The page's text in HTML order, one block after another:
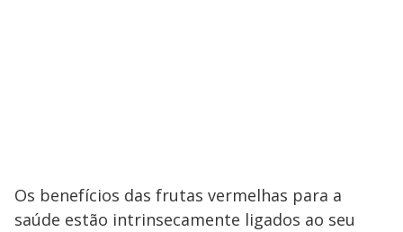
Os benefícios das frutas vermelhas para a
saúde estão intrinsecamente ligados ao seu